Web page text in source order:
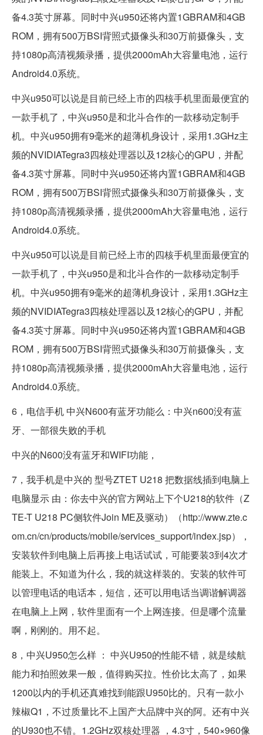
备4.3英寸屏幕。同时中兴u950还将内置1GBRAM和4GB
ROM，拥有500万BSI背照式摄像头和30万前摄像头，支
持1080p高清视频录播，提供2000mAh大容量电池，运行
Android4.0系统。
中兴u950可以说是目前已经上市的四核手机里面最便宜的
一款手机了，中兴u950是和北斗合作的一款移动定制手
机。中兴u950拥有9毫米的超薄机身设计，采用1.3GHz主
频的NVIDIATegra3四核处理器以及12核心的GPU，并配
备4.3英寸屏幕。同时中兴u950还将内置1GBRAM和4GB
ROM，拥有500万BSI背照式摄像头和30万前摄像头，支
持1080p高清视频录播，提供2000mAh大容量电池，运行
Android4.0系统。
中兴u950可以说是目前已经上市的四核手机里面最便宜的
一款手机了，中兴u950是和北斗合作的一款移动定制手
机。中兴u950拥有9毫米的超薄机身设计，采用1.3GHz主
频的NVIDIATegra3四核处理器以及12核心的GPU，并配
备4.3英寸屏幕。同时中兴u950还将内置1GBRAM和4GB
ROM，拥有500万BSI背照式摄像头和30万前摄像头，支
持1080p高清视频录播，提供2000mAh大容量电池，运行
Android4.0系统。
6，电信手机 中兴N600有蓝牙功能么：中兴n600没有蓝
牙、一部很失败的手机
中兴的N600没有蓝牙和WIFI功能，
7，我手机是中兴的 型号ZTET U218 把数据线插到电脑上
电脑显示 由：你去中兴的官方网站上下个U218的软件（Z
TE-T U218 PC侧软件Join ME及驱动）（http://www.zte.c
om.cn/cn/products/mobile/services_support/index.jsp），
安装软件到电脑上后再接上电话试试，可能要装3到4次才
能装上。不知道为什么，我的就这样装的。安装的软件可
以管理电话的电话本，短信，还可以用电话当调谐解调器
在电脑上上网，软件里面有一个上网连接。但是哪个流量
啊，刚刚的。用不起。
8，中兴U950怎么样 ： 中兴U950的性能不错，就是续航
能力和拍照效果一般，值得购买拉。性价比太高了，如果
1200以内的手机还真难找到能跟U950比的。只有一款小
辣椒Q1，不过质量比不上国产大品牌中兴的阿。还有中兴
的U930也不错。1.2GHz双核处理器 ，4.3寸，540×960像